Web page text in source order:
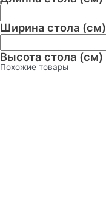
Ширина стола (см)
Высота стола (см)
Похожие товары